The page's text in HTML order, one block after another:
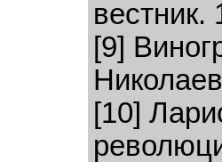
вестник.
[9]
[10]